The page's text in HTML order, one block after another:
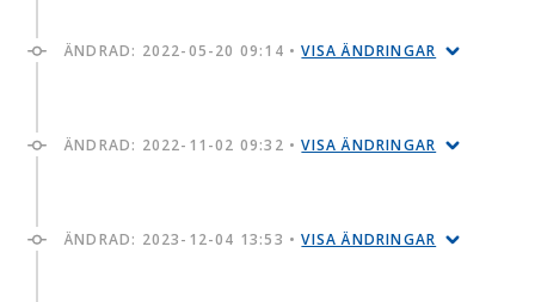
ÄNDRAD: 2022-05-20 09:14 •VISA ÄNDRINGAR
ÄNDRAD: 2022-11-02 09:32 •VISA ÄNDRINGAR
ÄNDRAD: 2023-12-04 13:53 •VISA ÄNDRINGAR